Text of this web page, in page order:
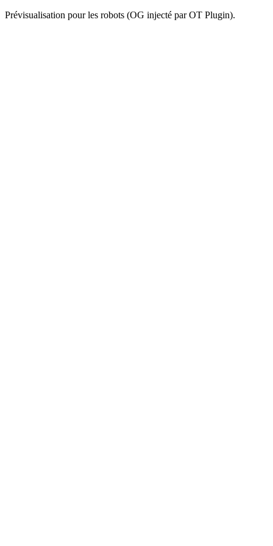
Prévisualisation pour les robots (OG injecté par OT Plugin).